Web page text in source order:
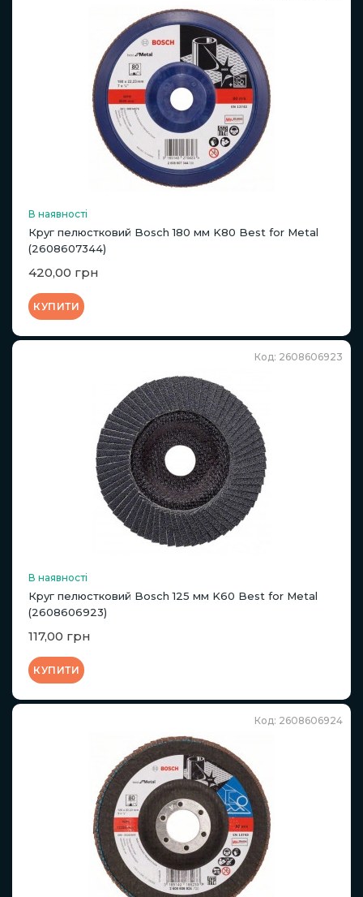
В наявності
Круг пелюстковий Bosch 180 мм K80 Best for Metal
(2608607344)
420,00 грн
КУПИТИ
Код: 2608606923
В наявності
Круг пелюстковий Bosch 125 мм K60 Best for Metal
(2608606923)
117,00 грн
КУПИТИ
Код: 2608606924